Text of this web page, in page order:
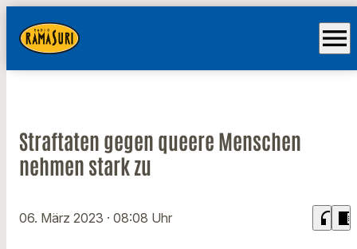
menu
Straftaten gegen queere Menschen
nehmen stark zu
06. März 2023 · 08:08 Uhr headphones chrome_reader_mode